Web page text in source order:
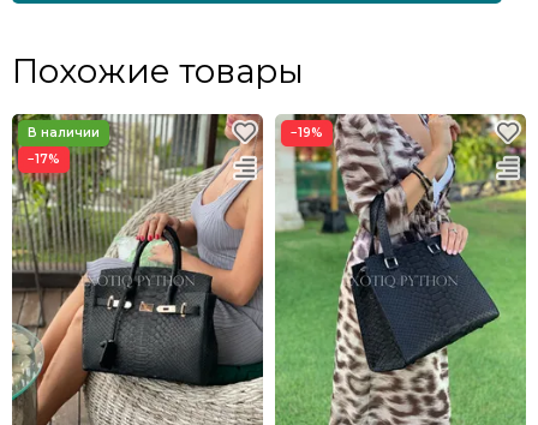
Похожие товары
−17%
−19%